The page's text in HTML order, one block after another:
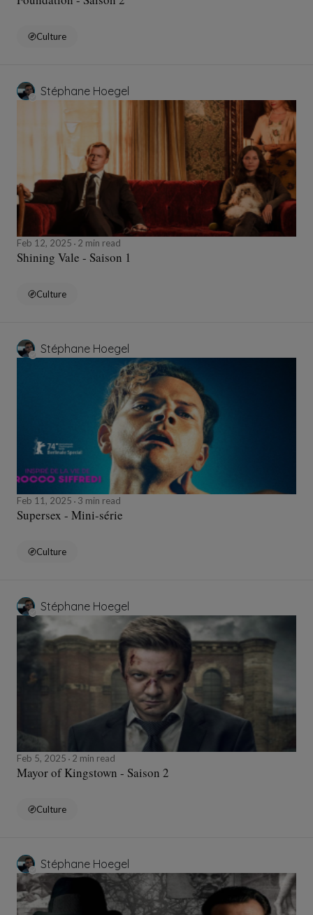
Culture
Stéphane Hoegel
Feb 12, 2025 2 min read
Shining Vale - Saison 1
Culture
Stéphane Hoegel
Feb 11, 2025 3 min read
Supersex - Mini-série
Culture
Stéphane Hoegel
Feb 5, 2025 2 min read
Mayor of Kingstown - Saison 2
Culture
Stéphane Hoegel